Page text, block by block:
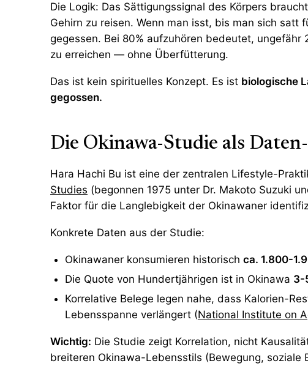
Die Logik: Das Sättigungssignal des Körpers
Gehirn zu reisen. Wenn man isst, bis man sich satt
gegessen. Bei 80% aufzuhören bedeutet,
zu erreichen — ohne Überfütterung.
Das ist kein spirituelles Konzept. Es ist biologische
gegossen.
Die Okinawa-Studie als
Hara Hachi Bu ist eine der zentralen Lifestyle-
Studies (begonnen 1975 unter Dr. Makoto Suzuki
Faktor für die Langlebigkeit der Okinawaner
Konkrete Daten aus der Studie:
Okinawaner konsumieren historisch ca. 1.800-
Die Quote von Hundertjährigen ist in Okinawa 3-
Korrelative Belege legen nahe, dass Kalorien-
Lebensspanne verlängert (National Institute on
Wichtig: Die Studie zeigt Korrelation, nicht
breiteren Okinawa-Lebensstils (Bewegung, soziale